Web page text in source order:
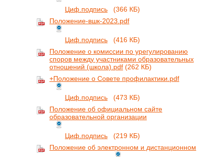
Циф.подпись
(366 КБ)
Положение-вшк-2023.pdf
Циф.подпись
(416 КБ)
Положение о комиссии по урегулированию
споров между участниками образовательных
отношений (школа).pdf (262 КБ)
+Положение о Совете профилактики.pdf
Циф.подпись
(473 КБ)
Положение об официальном сайте
образовательной организации
Циф.подпись
(219 КБ)
Положение об электронном и дистанционном